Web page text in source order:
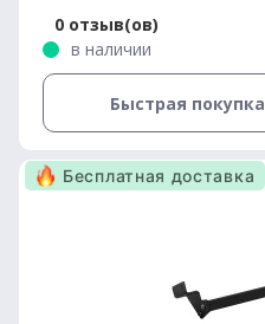
0 отзыв(ов)
в наличии
Быстрая покупка
Бесплатная доставка